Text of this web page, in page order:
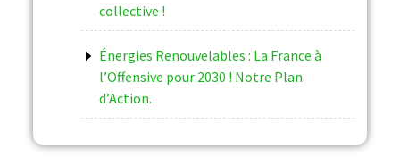
collective !
Énergies Renouvelables : La France à
l’Offensive pour 2030 ! Notre Plan
d’Action.